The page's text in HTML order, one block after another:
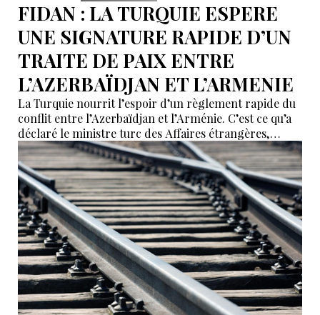
FIDAN : LA TURQUIE ESPERE
UNE SIGNATURE RAPIDE D’UN
TRAITE DE PAIX ENTRE
L’AZERBAÏDJAN ET L’ARMENIE
La Turquie nourrit l’espoir d’un règlement rapide du
conflit entre l’Azerbaïdjan et l’Arménie. C’est ce qu’a
déclaré le ministre turc des Affaires étrangères,
Hakan Fidan, lors d’un point presse à l’issue du
Forum diplomatique d’Antalya.